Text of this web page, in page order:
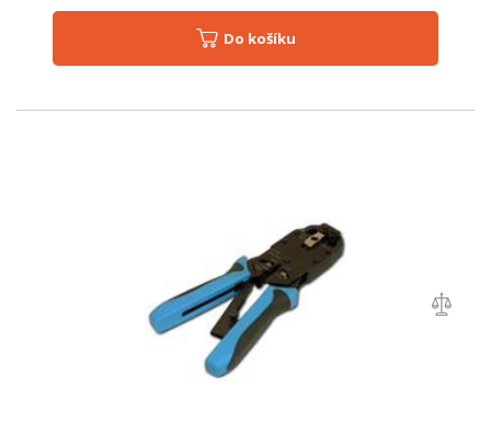
Do košíku